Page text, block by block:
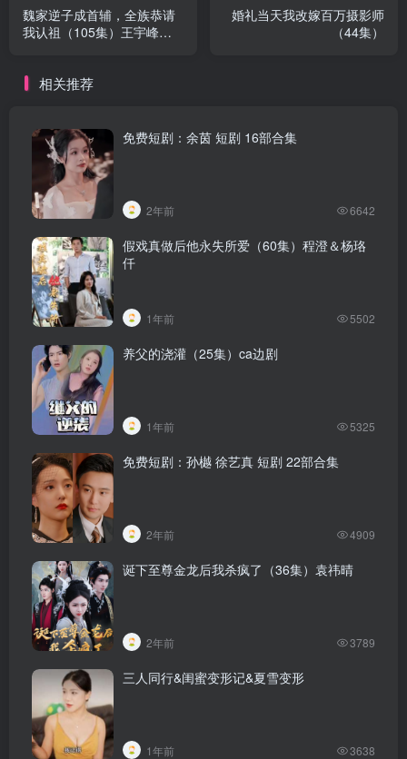
魏家逆子成首辅，全族恭请
我认祖（105集）王宇峰＆
婚礼当天我改嫁百万摄影师
（44集）
相关推荐
免费短剧：余茵 短剧 16部合集
2年前 6642
假戏真做后他永失所爱（60集）程澄＆杨珞
仟
1年前 5502
养父的浇灌（25集）ca边剧
1年前 5325
免费短剧：孙樾 徐艺真 短剧 22部合集
2年前 4909
诞下至尊金龙后我杀疯了（36集）袁祎晴
2年前 3789
三人同行&闺蜜变形记&夏雪变形
1年前 3638